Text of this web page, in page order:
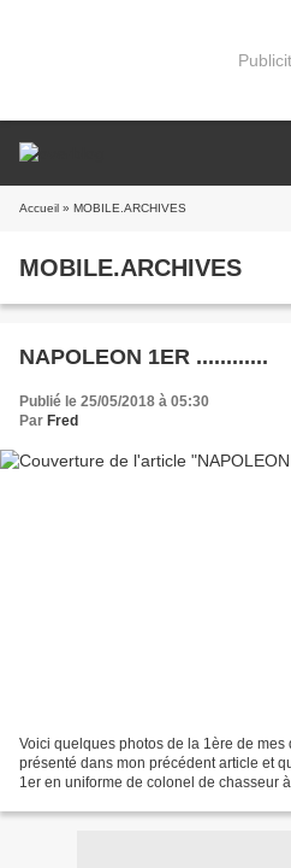
Accueil » MOBILE.ARCHIVES
MOBILE.ARCHIVES
NAPOLEON 1ER ............
Publié le 25/05/2018 à 05:30
Par Fred
Voici quelques photos de la 1ère de
présenté dans mon précédent article et
1er en uniforme de colonel de chasseur